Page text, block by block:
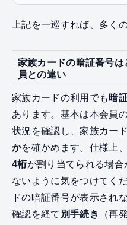
上記を一巡すれば、多く
家族カードの暗証番号
員との違い
家族カードの利用でも 暗
あります。基本は本会員
状況を確認し、家族カー
かを確かめます。仕様上
4桁が割り当てられる場
ないように気をつけてく
ドの暗証番号が表示され
確認を経て 別手続き
（再